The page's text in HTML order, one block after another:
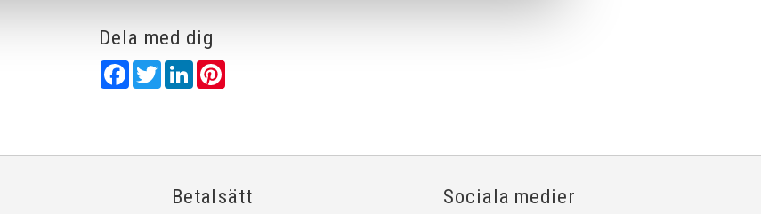
Dela med dig
FacebookTwitterLinkedIn
Betalsätt Sociala medier